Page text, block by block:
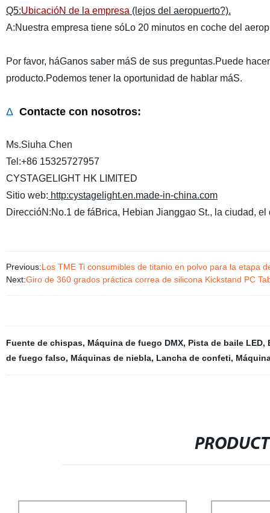
Q5:UbicacióN de la empresa (lejos del aeropuerto?).
A:Nuestra empresa tiene sóLo 20 minutos en coche del
Por favor, háGanos saber máS de sus preguntas.Puede
producto.Podemos tener la oportunidad de hablar máS.
Δ Contacte con nosotros:
Ms.Siuha Chen
Tel:+86 15325727957
CYSTAGELIGHT HK LIMITED
Sitio web: http:cystagelight.en.made-in-china.com
DireccióN:No.1 de fáBrica, Hebian Jianggao St., la ciudad,
Previous:Los TME Ti consumibles de titanio en polvo para la etapa
Next:Giro de 360 grados práctica correa de silicona Kickstand PC
Fuente de chispas, Máquina de fuego DMX, Pista de baile LED,
de fuego falso, Máquinas de niebla, Lancha de confeti,